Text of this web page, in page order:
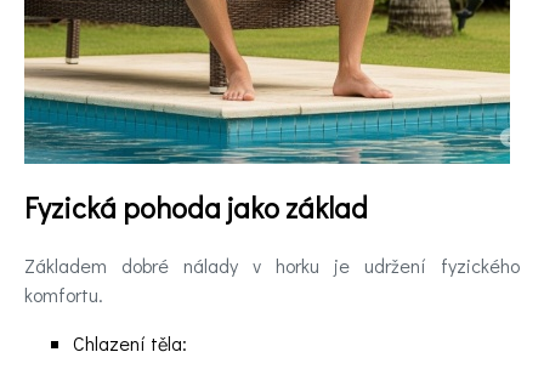
pomoc
Videa
Kontakt
Registrace
Fyzická pohoda jako základ
Základem dobré nálady v horku je udržení fyzického
komfortu.
Chlazení těla: